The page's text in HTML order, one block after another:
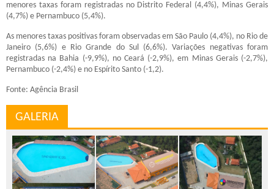
menores taxas foram registradas no Distrito Federal (4,4%), Minas Gerais
(4,7%) e Pernambuco (5,4%).
As menores taxas positivas foram observadas em São Paulo (4,4%), no Rio de
Janeiro (5,6%) e Rio Grande do Sul (6,6%). Variações negativas foram
registradas na Bahia (-9,9%), no Ceará (-2,9%), em Minas Gerais (-2,7%),
Pernambuco (-2,4%) e no Espírito Santo (-1,2).
Fonte: Agência Brasil
GALERIA